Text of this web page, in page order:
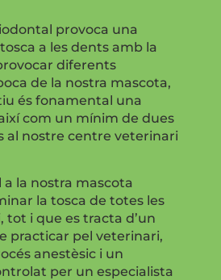
provoca una
a les dents amb la
diferents
de la nostra mascota,
és fonamental una
com un mínim de dues
al nostre centre veterinari
la nostra mascota
la tosca de totes les
tot i que es tracta d’un
practicar pel veterinari,
anestèsic i un
per un especialista